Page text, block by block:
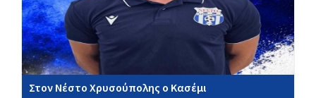
Στον Νέστο Χρυσούπολης ο Κασέμι